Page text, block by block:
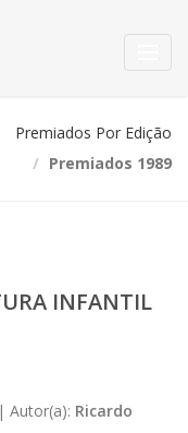
Premiados Por Edição
Premiados 1989
INFANTIL
| Autor(a): Ricardo